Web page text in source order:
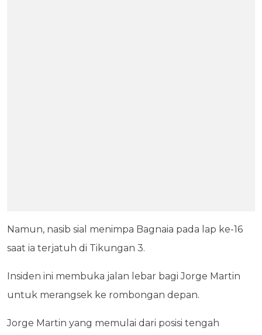
Namun, nasib sial menimpa Bagnaia pada lap ke-16
saat ia terjatuh di Tikungan 3.
Insiden ini membuka jalan lebar bagi Jorge Martin
untuk merangsek ke rombongan depan.
Jorge Martin yang memulai dari posisi tengah